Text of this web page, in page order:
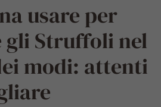
usare per
gli Struffoli nel
modi: attenti